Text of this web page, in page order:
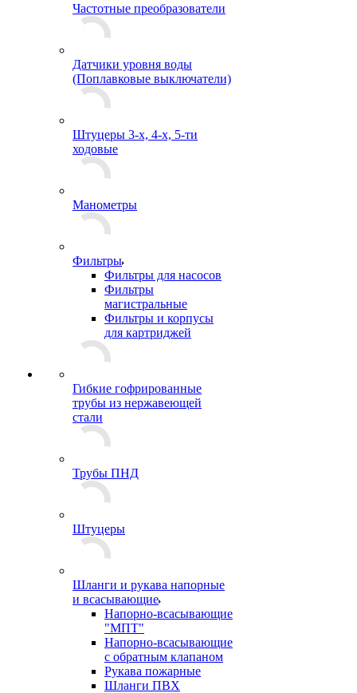
Частотные преобразователи
Датчики уровня воды
(Поплавковые выключатели)
Штуцеры 3-х, 4-х, 5-ти
ходовые
Манометры
Фильтры
Фильтры для насосов
Фильтры
магистральные
Фильтры и корпусы
для картриджей
Гибкие гофрированные
трубы из нержавеющей
стали
Трубы ПНД
Штуцеры
Шланги и рукава напорные
и всасывающие
Напорно-всасывающие
"МПТ"
Напорно-всасывающие
с обратным клапаном
Рукава пожарные
Шланги ПВХ